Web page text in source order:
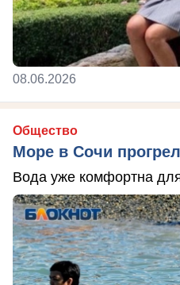
08.06.2026
Общество
Море в Сочи
Вода уже комфортна